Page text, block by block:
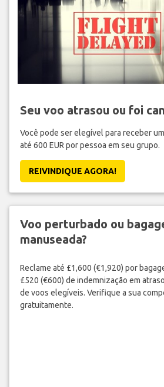
Seu voo atrasou ou foi
Você pode ser elegível para receber
até 600 EUR por pessoa em seu grupo.
REIVINDIQUE AGORA!
Voo perturbado ou
manuseada?
Reclame até £1,600 (€1,920) por
£520 (€600) de indemnização em
de voos elegíveis. Verifique a sua
gratuitamente.